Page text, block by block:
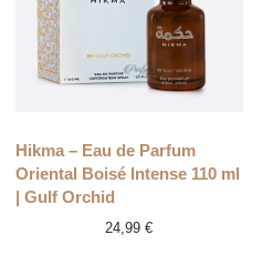
Hikma – Eau de Parfum
Oriental Boisé Intense 110 ml
| Gulf Orchid
24,99€